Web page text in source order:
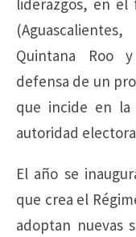
liderazgos, en el
Quintana Roo
defensa de un
que incide en la
autoridad
El año se
que crea el
adoptan nuevas